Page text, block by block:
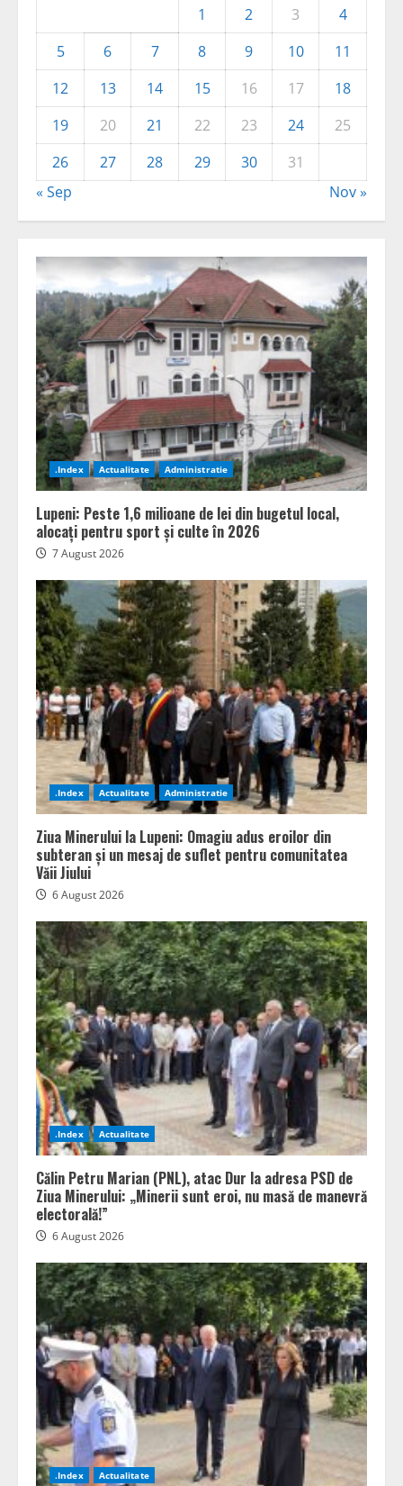
1
2 3
4
5
6 7 8 9 10
11
12
13 14 15 16 17
18
19
20 21 22 23 24
25
26
27 28 29 30
31
« Sep
Nov »
.Index Actualitate Administratie
Lupeni: Peste 1,6 milioane de lei din bugetul local,
alocați pentru sport și culte în 2026
7 August 2026
.Index Actualitate Administratie
Ziua Minerului la Lupeni: Omagiu adus eroilor din
subteran și un mesaj de suflet pentru comunitatea
Văii Jiului
6 August 2026
.Index Actualitate
Călin Petru Marian (PNL), atac Dur la adresa PSD de
Ziua Minerului: „Minerii sunt eroi, nu masă de manevră
electorală!”
6 August 2026
.Index Actualitate